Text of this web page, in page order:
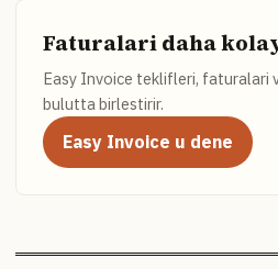
Faturalari daha
Easy Invoice teklifleri, faturalari
bulutta birlestirir.
Easy Invoice u dene